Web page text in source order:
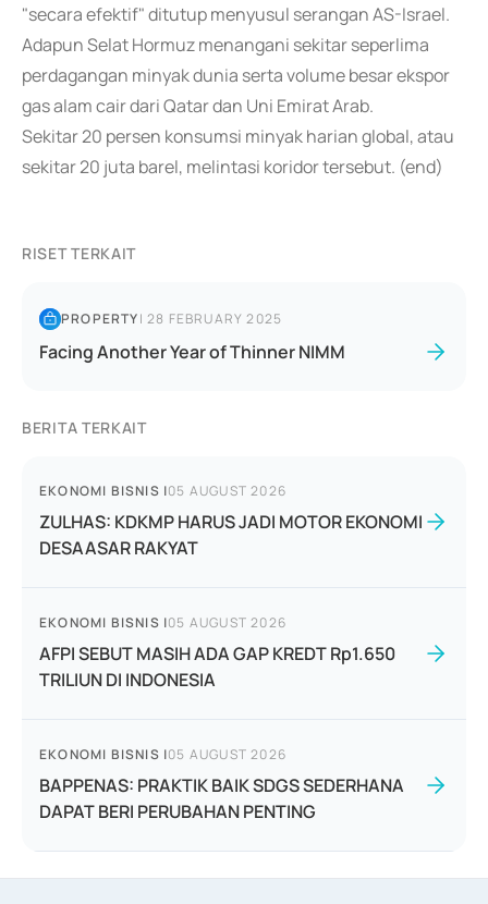
"secara efektif" ditutup menyusul serangan AS-Israel.
Adapun Selat Hormuz menangani sekitar seperlima
perdagangan minyak dunia serta volume besar ekspor
gas alam cair dari Qatar dan Uni Emirat Arab.
Sekitar 20 persen konsumsi minyak harian global, atau
sekitar 20 juta barel, melintasi koridor tersebut. (end)
RISET TERKAIT
PROPERTY|28 FEBRUARY 2025
Facing Another Year of Thinner NIMM
BERITA TERKAIT
EKONOMI BISNIS |05 AUGUST 2026
ZULHAS: KDKMP HARUS JADI MOTOR EKONOMI
DESAASAR RAKYAT
EKONOMI BISNIS |05 AUGUST 2026
AFPI SEBUT MASIH ADA GAP KREDT Rp1.650
TRILIUN DI INDONESIA
EKONOMI BISNIS |05 AUGUST 2026
BAPPENAS: PRAKTIK BAIK SDGS SEDERHANA
DAPAT BERI PERUBAHAN PENTING